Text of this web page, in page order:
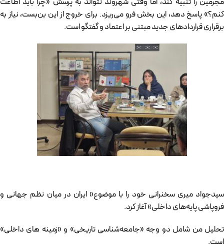
کنم؟» پاسخ دهد، این بخش فرو می‌ریزد. برای خروج از این بن‌بست، نیاز به
برقراری قراردادهای جدید مبتنی بر اعتماد و گفتگو است.
سیدجواد میری سخنرانی خود را با موضوع« ایران در میان نظم جهانی و
فروپاشی پایه‌های داخلی» آغاز کرد.
تحلیل من شامل دو وجه «جامعه‌شناسی تاریخی» و «زمینه های داخلی»
است.